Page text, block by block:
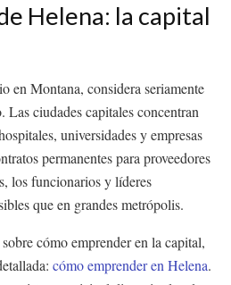
Helena: la capital
en Montana, considera seriamente
Las ciudades capitales concentran
universidades y empresas
permanentes para proveedores
los funcionarios y líderes
que en grandes metrópolis.
cómo emprender en la capital,
cómo emprender en Helena.